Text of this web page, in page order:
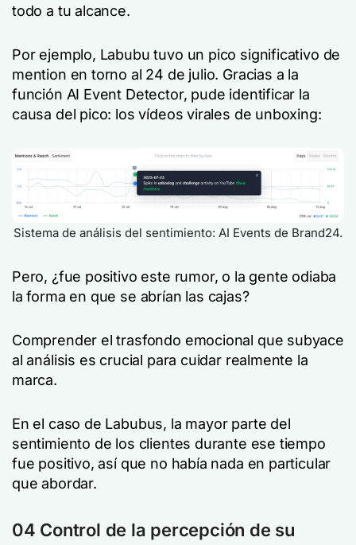
todo a tu alcance.
Por ejemplo, Labubu tuvo un pico significativo de
mention en torno al 24 de julio. Gracias a la
función AI Event Detector, pude identificar la
causa del pico: los vídeos virales de unboxing:
Sistema de análisis del sentimiento: AI Events de Brand24.
Pero, ¿fue positivo este rumor, o la gente odiaba
la forma en que se abrían las cajas?
Comprender el trasfondo emocional que subyace
al análisis es crucial para cuidar realmente la
marca.
En el caso de Labubus, la mayor parte del
sentimiento de los clientes durante ese tiempo
fue positivo, así que no había nada en particular
que abordar.
04 Control de la percepción de su